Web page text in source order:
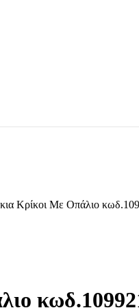
Κρίκοι Με Οπάλιο